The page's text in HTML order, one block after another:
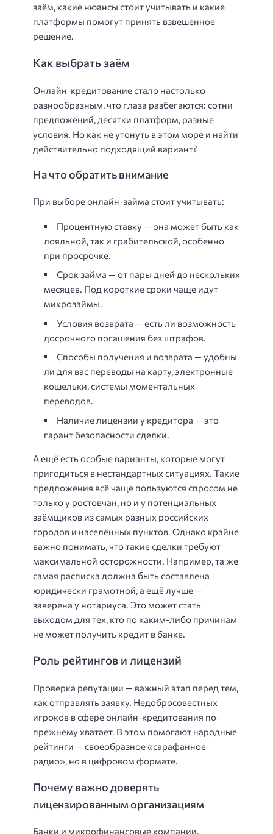
заём, какие нюансы стоит учитывать и какие
платформы помогут принять взвешенное
решение.
Как выбрать заём
Онлайн-кредитование стало настолько
разнообразным, что глаза разбегаются: сотни
предложений, десятки платформ, разные
условия. Но как не утонуть в этом море и найти
действительно подходящий вариант?
На что обратить внимание
При выборе онлайн-займа стоит учитывать:
Процентную ставку — она может быть как
лояльной, так и грабительской, особенно
при просрочке.
Срок займа — от пары дней до нескольких
месяцев. Под короткие сроки чаще идут
микрозаймы.
Условия возврата — есть ли возможность
досрочного погашения без штрафов.
Способы получения и возврата — удобны
ли для вас переводы на карту, электронные
кошельки, системы моментальных
переводов.
Наличие лицензии у кредитора — это
гарант безопасности сделки.
А ещё есть особые варианты, которые могут
пригодиться в нестандартных ситуациях. Такие
предложения всё чаще пользуются спросом не
только у ростовчан, но и у потенциальных
заёмщиков из самых разных российских
городов и населённых пунктов. Однако крайне
важно понимать, что такие сделки требуют
максимальной осторожности. Например, та же
самая расписка должна быть составлена
юридически грамотной, а ещё лучше —
заверена у нотариуса. Это может стать
выходом для тех, кто по каким-либо причинам
не может получить кредит в банке.
Роль рейтингов и лицензий
Проверка репутации — важный этап перед тем,
как отправлять заявку. Недобросовестных
игроков в сфере онлайн-кредитования по-
прежнему хватает. В этом помогают народные
рейтинги — своеобразное «сарафанное
радио», но в цифровом формате.
Почему важно доверять
лицензированным организациям
Банки и микрофинансовые компании,